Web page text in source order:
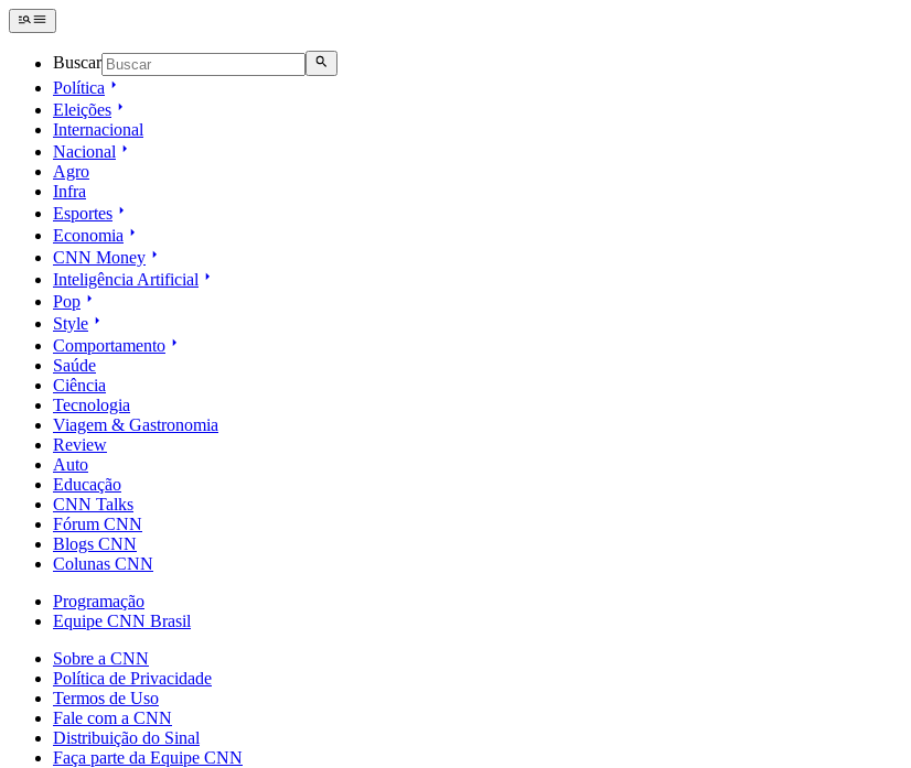
Buscar
Política
Eleições
Internacional
Nacional
Agro
Infra
Esportes
Economia
CNN Money
Inteligência Artificial
Pop
Style
Comportamento
Saúde
Ciência
Tecnologia
Viagem & Gastronomia
Review
Auto
Educação
CNN Talks
Fórum CNN
Blogs CNN
Colunas CNN
Programação
Equipe CNN Brasil
Sobre a CNN
Política de Privacidade
Termos de Uso
Fale com a CNN
Distribuição do Sinal
Faça parte da Equipe CNN